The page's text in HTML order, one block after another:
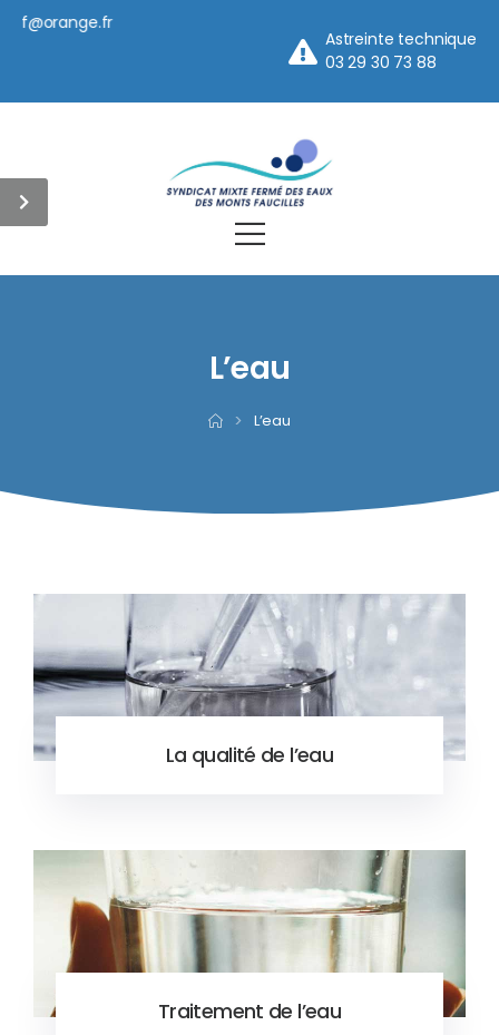
Astreinte technique
03 29 30 73 88
L’eau
> L’eau
La qualité de l’eau
Traitement de l’eau